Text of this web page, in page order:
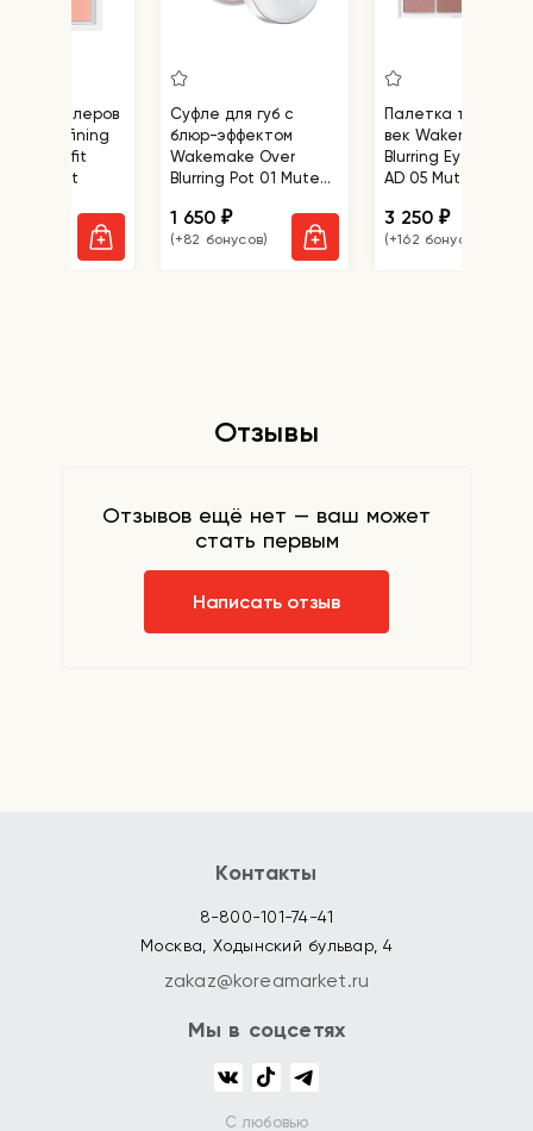
консилеров
Defining
Concealfit
01 Light
Суфле для губ с
блюр-эффектом
Wakemake Over
Blurring Pot 01 Muted
1 650 ₽
(+82 бонусов)
Палетка теней
век Wakemake
Blurring Eye Palette
AD 05 Mute Coral
3 250 ₽
(+162 бонусов)
Отзывы
Отзывов ещё нет — ваш может
стать первым
Написать отзыв
Контакты
8-800-101-74-41
Москва, Ходынский бульвар, 4
zakaz@koreamarket.ru
Мы в соцсетях
С любовью